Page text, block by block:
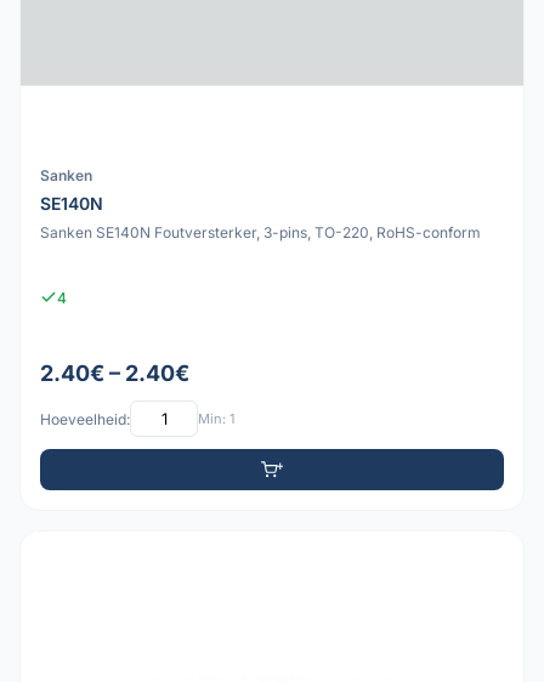
Sanken
SE140N
Sanken SE140N Foutversterker, 3-pins, TO-220, RoHS-conform
4
2.40€ – 2.40€
Hoeveelheid: Min: 1